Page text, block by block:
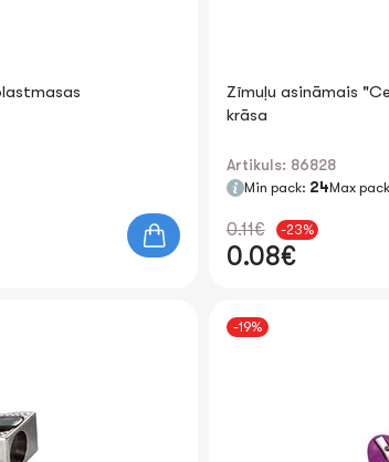
Zīmuļu asināmais
krāsa
Artikuls: 86828
Min pack: 24Max
0.11€ -23%
0.08€
-19%